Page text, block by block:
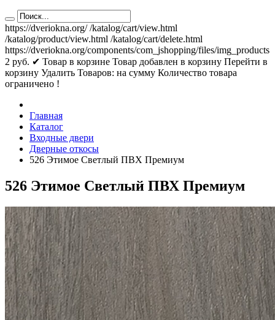
https://dveriokna.org/ /katalog/cart/view.html
/katalog/product/view.html /katalog/cart/delete.html
https://dveriokna.org/components/com_jshopping/files/img_products
2 руб. ✔ Товар в корзине Товар добавлен в корзину Перейти в
корзину Удалить Товаров: на сумму Количество товара
ограничено !
Главная
Каталог
Входные двери
Дверные откосы
526 Этимое Светлый ПВХ Премиум
526 Этимое Светлый ПВХ Премиум